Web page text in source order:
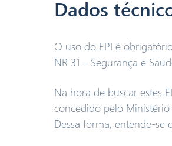
Dados
O uso do EPI é
NR 31 – Segurança e
Na hora de buscar estes
concedido pelo Ministério
Dessa forma, entende-se